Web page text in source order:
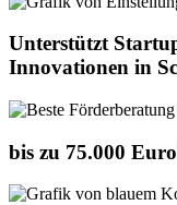
Unterstützt
Innovationen in
bis zu 75.000